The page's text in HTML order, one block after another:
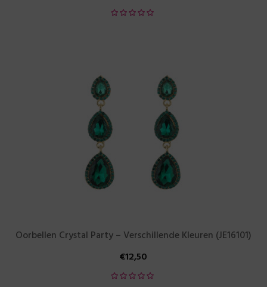
Oorbellen Crystal Party – Verschillende Kleuren (JE16101)
€12,50